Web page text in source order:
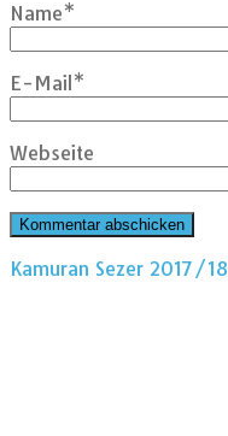
Name*
E-Mail *
Webseite
Kamuran Sezer 2017/18